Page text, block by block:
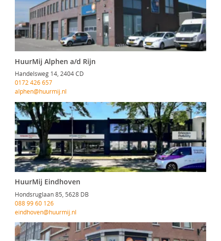
HuurMij Alphen a/d Rijn
Handelsweg 14, 2404 CD
0172 426 657
alphen@huurmij.nl
HuurMij Eindhoven
Hondsruglaan 85, 5628 DB
088 99 60 126
eindhoven@huurmij.nl